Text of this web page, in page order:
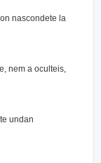
nascondete la
nem a oculteis,
undan